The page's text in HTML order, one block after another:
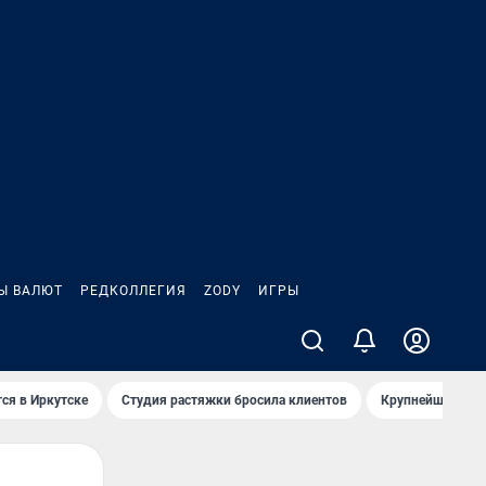
ВАЛЮТ РЕДКОЛЛЕГИЯ ZODY ИГРЫ
в Иркутске Студия растяжки бросила клиентов Крупнейшие